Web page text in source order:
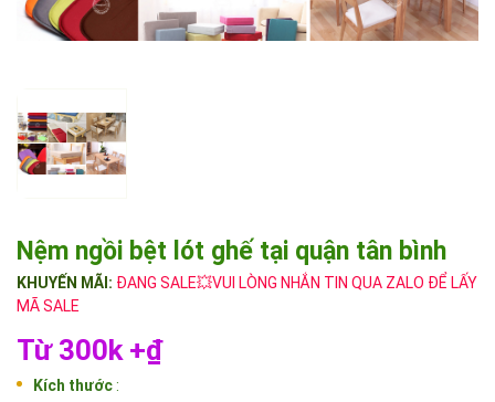
Nệm ngồi bệt lót ghế tại quận tân bình
KHUYẾN MÃI: ĐANG SALE💥VUI LÒNG NHẮN TIN QUA ZALO ĐỂ LẤY
MÃ SALE
Từ 300k +₫
Kích thước: